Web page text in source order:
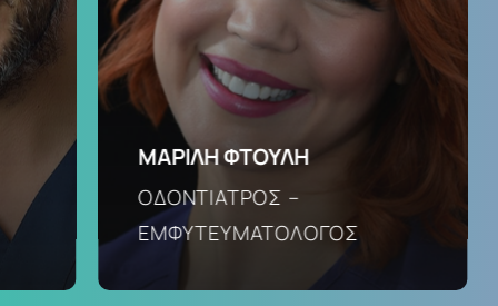
ΜΑΡΙΛΗ ΦΤΟΥΛΗ
ΟΔΟΝΤΙΑΤΡΟΣ –
ΕΜΦΥΤΕΥΜΑΤΟΛΟΓΟΣ